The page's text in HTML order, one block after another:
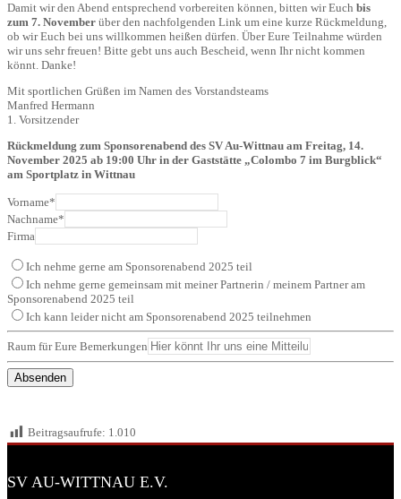
Damit wir den Abend entsprechend vorbereiten können, bitten wir Euch bis
zum 7. November über den nachfolgenden Link um eine kurze Rückmeldung,
ob wir Euch bei uns willkommen heißen dürfen. Über Eure Teilnahme würden
wir uns sehr freuen! Bitte gebt uns auch Bescheid, wenn Ihr nicht kommen
könnt. Danke!
Mit sportlichen Grüßen im Namen des Vorstandsteams
Manfred Hermann
1. Vorsitzender
Rückmeldung zum Sponsorenabend des SV Au-Wittnau am Freitag, 14.
November 2025 ab 19:00 Uhr in der Gaststätte „Colombo 7 im Burgblick“
am Sportplatz in Wittnau
Vorname*
Nachname*
Firma
Ich nehme gerne am Sponsorenabend 2025 teil
Ich nehme gerne gemeinsam mit meiner Partnerin / meinem Partner am
Sponsorenabend 2025 teil
Ich kann leider nicht am Sponsorenabend 2025 teilnehmen
Raum für Eure Bemerkungen
Absenden
Beitragsaufrufe: 1.010
SV AU-WITTNAU E.V.